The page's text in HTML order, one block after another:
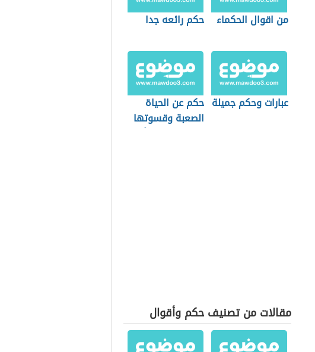
من اقوال الحكماء حكم رائعه جدا
عبارات وحكم جميلة حكم عن الحياة
الصعبة وقسوتها
كحالات واتس أب
مقالات من تصنيف حكم وأقوال